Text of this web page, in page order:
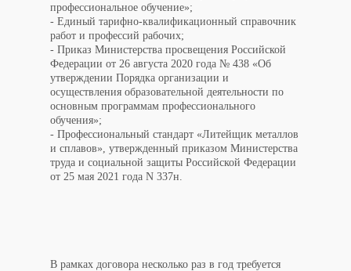
профессиональное обучение»;
- Единый тарифно-квалификационный справочник
работ и профессий рабочих;
- Приказ Министерства просвещения Российской
Федерации от 26 августа 2020 года № 438 «Об
утверждении Порядка организации и
осуществления образовательной деятельности по
основным программам профессионального
обучения»;
- Профессиональный стандарт «Литейщик металлов
и сплавов», утвержденный приказом Министерства
труда и социальной защиты Российской Федерации
от 25 мая 2021 года N 337н.
В рамках договора несколько раз в год требуется